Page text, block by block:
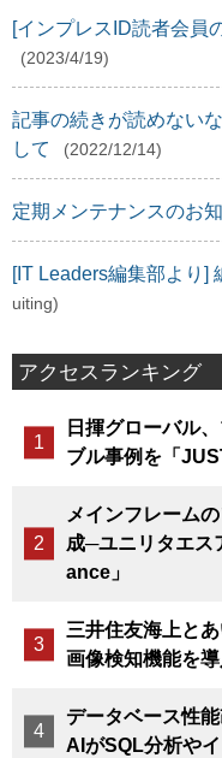
[インプレスID読者会員
(2023/4/19)
記事の続きが読めない
して
(2022/12/14)
定期メンテナンスのお
[IT Leaders編集部より]
uiting)
アクセスランキング
日揮グローバル
ブル事例を「
メインフレーム
成─ユニリタエ
ance」
三井住友海上と
画像検知機能を
データベース性
AIがSQL分析や